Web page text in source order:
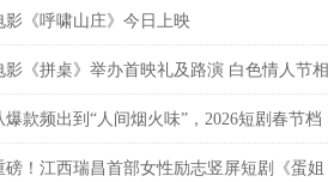
影后阵容癫
影《呼啸山庄》今日上映
影《拼桌》举办首映礼及路演 白色情人节相
子稳稳幸福
爆款频出到“人间烟火味”，2026短剧春节档
？
磅！江西瑞昌首部女性励志竖屏短剧《蛋姐